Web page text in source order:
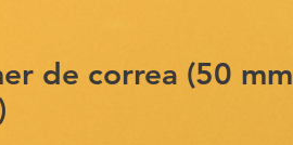
de correa (50 mm